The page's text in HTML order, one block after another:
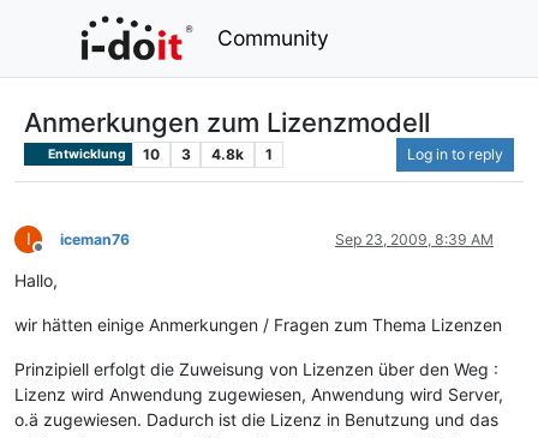
Community
Anmerkungen zum Lizenzmodell
Entwicklung 10 3 4.8k 1 Log in to reply
I
Offline
iceman76 Sep 23, 2009, 8:39 AM
Hallo,
wir hätten einige Anmerkungen / Fragen zum Thema Lizenzen
Prinzipiell erfolgt die Zuweisung von Lizenzen über den Weg :
Lizenz wird Anwendung zugewiesen, Anwendung wird Server,
o.ä zugewiesen. Dadurch ist die Lizenz in Benutzung und das